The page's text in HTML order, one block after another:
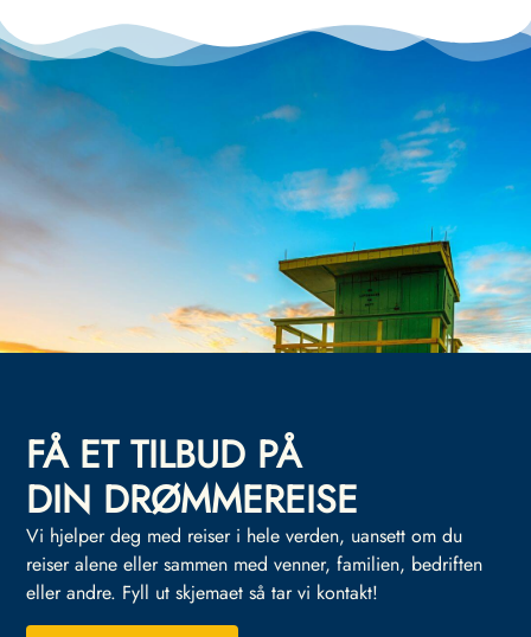
FÅ ET TILBUD PÅ
DIN DRØMMEREISE
Vi hjelper deg med reiser i hele verden, uansett om du
reiser alene eller sammen med venner, familien, bedriften
eller andre. Fyll ut skjemaet så tar vi kontakt!